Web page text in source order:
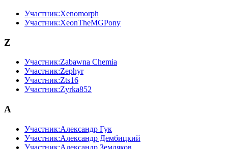
Участник:Xenomorph
Участник:XeonTheMGPony
Z
Участник:Zabawna Chemia
Участник:Zephyr
Участник:Zts16
Участник:Zyrka852
А
Участник:Александр Гук
Участник:Александр Дембицкий
Участник:Александр Земляков